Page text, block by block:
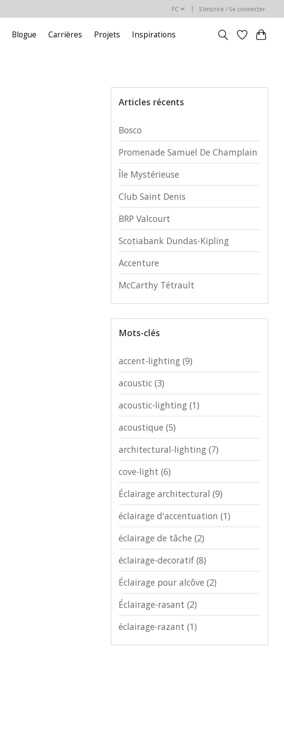
FC S’inscrire / Se connecter
Blogue Carrières Projets Inspirations
Articles récents
Bosco
Promenade Samuel De Champlain
Île Mystérieuse
Club Saint Denis
BRP Valcourt
Scotiabank Dundas-Kipling
Accenture
McCarthy Tétrault
Mots-clés
accent-lighting (9)
acoustic (3)
acoustic-lighting (1)
acoustique (5)
architectural-lighting (7)
cove-light (6)
Éclairage architectural (9)
éclairage d'accentuation (1)
éclairage de tâche (2)
éclairage-decoratif(8)
Éclairage pour alcôve (2)
Éclairage-rasant (2)
éclairage-razant (1)